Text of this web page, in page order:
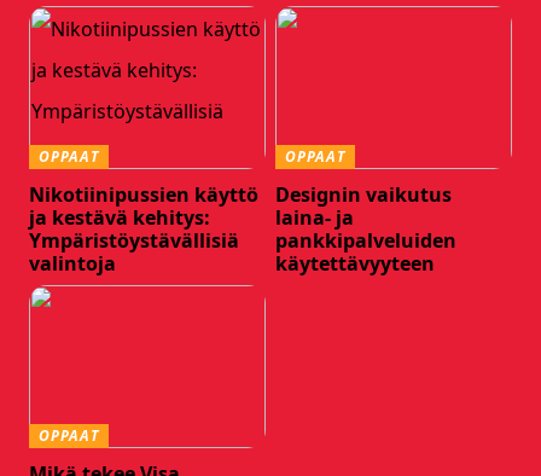
OPPAAT
Nikotiinipussien käyttö
ja kestävä kehitys:
Ympäristöystävällisiä
valintoja
OPPAAT
Designin vaikutus
laina- ja
pankkipalveluiden
käytettävyyteen
OPPAAT